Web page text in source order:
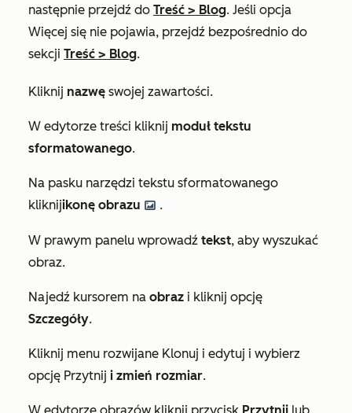
następnie przejdź do Treść > Blog. Jeśli opcja
Więcej się nie pojawia, przejdź bezpośrednio do
sekcji Treść > Blog.
Kliknij nazwę swojej zawartości.
W edytorze treści kliknij moduł tekstu
sformatowanego.
Na pasku narzędzi tekstu sformatowanego
kliknijikonę obrazu insertImage .
W prawym panelu wprowadź tekst, aby wyszukać
obraz.
Najedź kursorem na obraz i kliknij opcję
Szczegóły.
Kliknij menu rozwijane Klonuj i edytuj i wybierz
opcję Przytnij i zmień rozmiar.